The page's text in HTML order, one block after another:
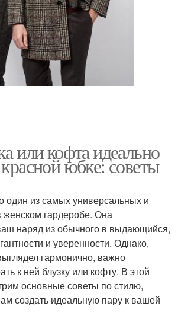
или кофта идеально
юбке: советы
один из самых универсальных и
женском гардеробе. Она
наряд из обычного в выдающийся,
и уверенности. Однако,
гармонично, важно
к ней блузку или кофту. В этой
основные советы по стилю,
создать идеальную пару к вашей